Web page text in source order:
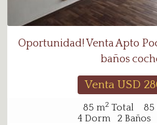
Oportunidad! Venta Apto
baños
Venta USD
85 m2 Total 85
4Dorm 2Baños